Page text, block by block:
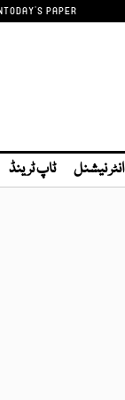
TODAY'S PAPER
انٹر نیشنل ٹاپ ٹرینڈ